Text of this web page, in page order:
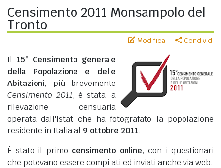
Censimento 2011 Monsampolo del
Tronto
Modifica Condividi
Il 15° Censimento generale
della Popolazione e delle
Abitazioni, più brevemente
Censimento 2011, è stata la
rilevazione censuaria
operata dall'Istat che ha fotografato la popolazione
residente in Italia al 9 ottobre 2011.
È stato il primo censimento online, con i questionari
che potevano essere compilati ed inviati anche via web.